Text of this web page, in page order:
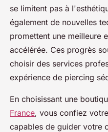
se limitent pas à
également de nouvelles
promettent une meilleure
accélérée. Ces progrès
choisir des services
expérience de piercing
En choisissant une
France, vous confiez
capables de guider votre